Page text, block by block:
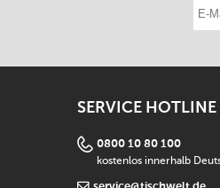
E-
SERVICE HOTLINE
0800 10 80 100
kostenlos innerhalb